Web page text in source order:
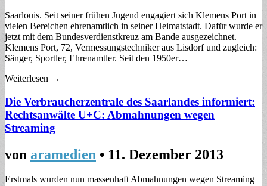
Saarlouis. Seit seiner frühen Jugend engagiert sich Klemens Port in
vielen Bereichen ehrenamtlich in seiner Heimatstadt. Dafür wurde er
jetzt mit dem Bundesverdienstkreuz am Bande ausgezeichnet.
Klemens Port, 72, Vermessungstechniker aus Lisdorf und zugleich:
Sänger, Sportler, Ehrenamtler. Seit den 1950er…
Weiterlesen →
Die Verbraucherzentrale des Saarlandes informiert:
Rechtsanwälte U+C: Abmahnungen wegen
Streaming
von aramedien • 11. Dezember 2013
Erstmals wurden nun massenhaft Abmahnungen wegen Streaming